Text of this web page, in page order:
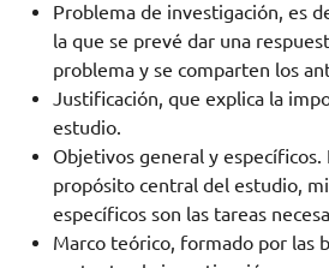
Problema de investigación, es
la que se prevé dar una
problema y se comparten los
Justificación, que explica la
estudio.
Objetivos general y específicos.
propósito central del estudio,
específicos son las tareas
Marco teórico, formado por las